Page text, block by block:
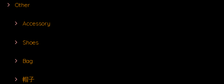
Other
Accessory
Shoes
Bag
帽子